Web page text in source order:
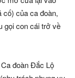
cố) của ca đoàn,
gọi con cái trở về
đoàn Đắc Lộ